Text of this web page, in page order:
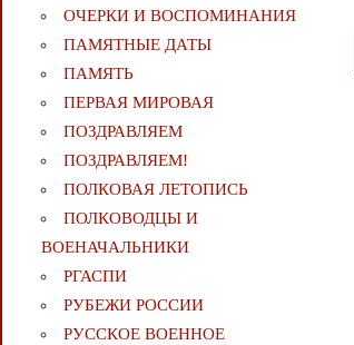
ОЧЕРКИ И ВОСПОМИНАНИЯ
ПАМЯТНЫЕ ДАТЫ
ПАМЯТЬ
ПЕРВАЯ МИРОВАЯ
ПОЗДРАВЛЯЕМ
ПОЗДРАВЛЯЕМ!
ПОЛКОВАЯ ЛЕТОПИСЬ
ПОЛКОВОДЦЫ И
ВОЕНАЧАЛЬНИКИ
РГАСПИ
РУБЕЖИ РОССИИ
РУССКОЕ ВОЕННОЕ